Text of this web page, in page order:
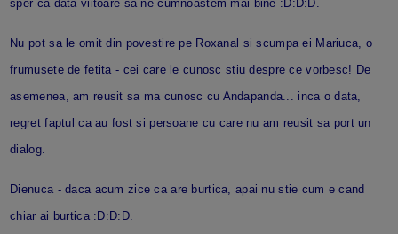
sper ca data viitoare sa ne cumnoastem mai bine :D:D:D.
Nu pot sa le omit din povestire pe Roxanal si scumpa ei Mariuca, o
frumusete de fetita - cei care le cunosc stiu despre ce vorbesc! De
asemenea, am reusit sa ma cunosc cu Andapanda... inca o data,
regret faptul ca au fost si persoane cu care nu am reusit sa port un
dialog.
Dienuca - daca acum zice ca are burtica, apai nu stie cum e cand
chiar ai burtica :D:D:D.